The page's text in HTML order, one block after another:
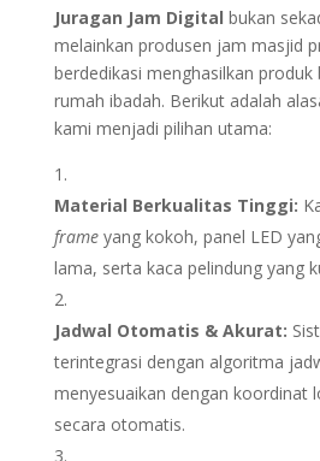
Juragan Jam Digital bukan
melainkan produsen jam masjid
berdedikasi menghasilkan
rumah ibadah. Berikut adalah
kami menjadi pilihan utama:
Material Berkualitas Tinggi:
frameyang kokoh, panel LED
lama, serta kaca pelindung yang
Jadwal Otomatis & Akurat:
terintegrasi dengan algoritma
menyesuaikan dengan koordinat
secara otomatis.